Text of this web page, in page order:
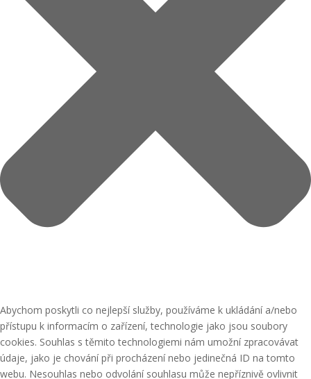
Abychom poskytli co nejlepší služby, používáme k ukládání a/nebo
přístupu k informacím o zařízení, technologie jako jsou soubory
cookies. Souhlas s těmito technologiemi nám umožní zpracovávat
údaje, jako je chování při procházení nebo jedinečná ID na tomto
webu. Nesouhlas nebo odvolání souhlasu může nepříznivě ovlivnit